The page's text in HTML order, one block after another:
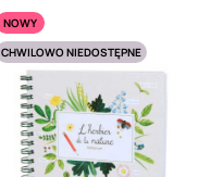
NOWY
CHWILOWO NIEDOSTĘPNE